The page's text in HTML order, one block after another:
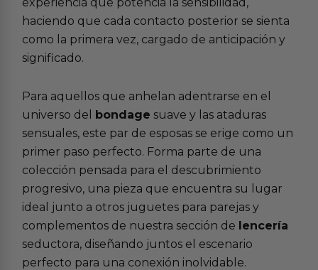
haciendo que cada contacto posterior se sienta
como la primera vez, cargado de anticipación y
significado.
Para aquellos que anhelan adentrarse en el
universo del bondage suave y las ataduras
sensuales, este par de esposas se erige como un
primer paso perfecto. Forma parte de una
colección pensada para el descubrimiento
progresivo, una pieza que encuentra su lugar
ideal junto a otros juguetes para parejas y
complementos de nuestra sección de lencería
seductora, diseñando juntos el escenario
perfecto para una conexión inolvidable.